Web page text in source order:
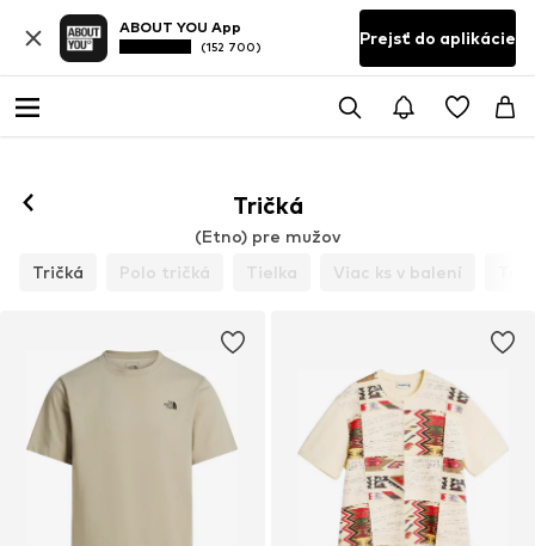
ABOUT YOU App
(152 700) Prejsť do aplikácie
Tričká
(Etno) pre mužov
Tričká
Polo tričká Tielka Viac ks v balení